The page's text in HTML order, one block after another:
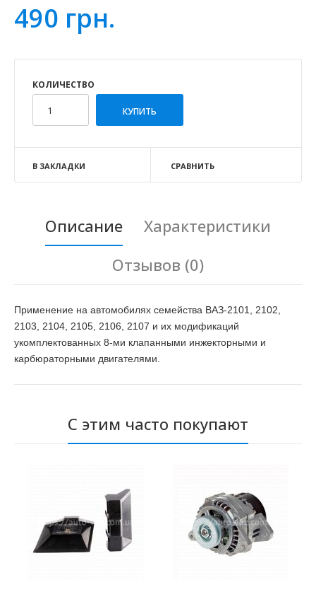
490 грн.
КОЛИЧЕСТВО
В ЗАКЛАДКИ СРАВНИТЬ
Описание
Характеристики
Отзывов (0)
Применение на автомобилях семейства ВАЗ-2101, 2102,
2103, 2104, 2105, 2106, 2107 и их модификаций
укомплектованных 8-ми клапанными инжекторными и
карбюраторными двигателями.
С этим часто покупают